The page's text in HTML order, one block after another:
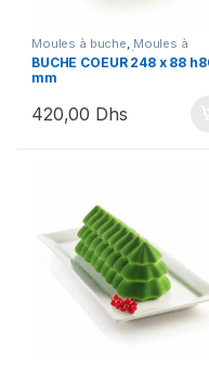
Moules à buche Moules à
buches Moules à cake ,
Nouveautés SIlikomart
Nouveautés Silikomart
Séléction Saint Valentin
Silikomart
BUCHE COEUR 248 x 88
mm
420,00 Dhs